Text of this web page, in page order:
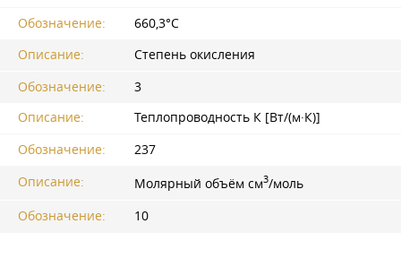
Обозначение:
660,3°С
Описание:
Степень окисления
Обозначение:
3
Описание:
Теплопроводность К [Вт/(м·К)]
Обозначение:
237
Описание:
Молярный объём см3/моль
Обозначение:
10